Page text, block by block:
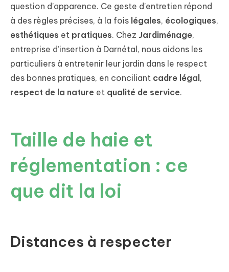
question d’apparence. Ce geste d’entretien répond
à des règles précises, à la fois légales, écologiques,
esthétiques et pratiques. Chez Jardiménage,
entreprise d’insertion à Darnétal, nous aidons les
particuliers à entretenir leur jardin dans le respect
des bonnes pratiques, en conciliant cadre légal,
respect de la nature et qualité de service.
Taille de haie et
réglementation : ce
que dit la loi
Distances à respecter